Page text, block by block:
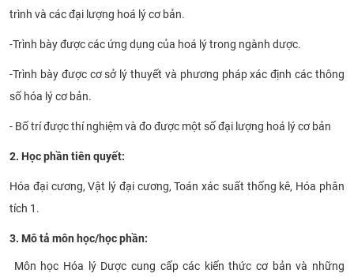
trình và các đại lượng hoá lý cơ bản.
-Trình bày được các ứng dụng của hoá lý trong ngành dược.
-Trình bày được cơ sở lý thuyết và phương pháp xác định các thông
số hóa lý cơ bản.
- Bố trí được thí nghiệm và đo được một số đại lượng hoá lý cơ bản
2. Học phần tiên quyết:
Hóa đại cương, Vật lý đại cương, Toán xác suất thống kê, Hóa phân
tích 1.
3. Mô tả môn học/học phần:
Môn học Hóa lý Dược cung cấp các kiến thức cơ bản và những